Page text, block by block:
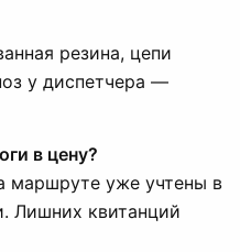
резина, цепи
у диспетчера —
в цену?
маршруте уже учтены в
Лишних квитанций